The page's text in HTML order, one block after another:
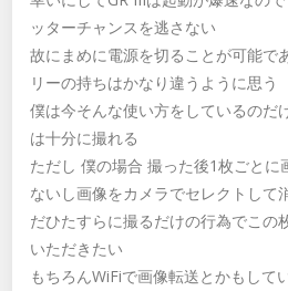
ッターチャンスを逃さない
故にまめに電源を切ることが可能で
リーの持ちはかなり違うように思う
僕は今そんな使い方をしているのだ
は十分に撮れる
ただし 僕の場合 撮った後1枚ごとに
ないし画像をカメラでセレクトして
だひたすらに撮るだけの行為でこの
いただきたい
もちろんWiFiで画像転送とかもして